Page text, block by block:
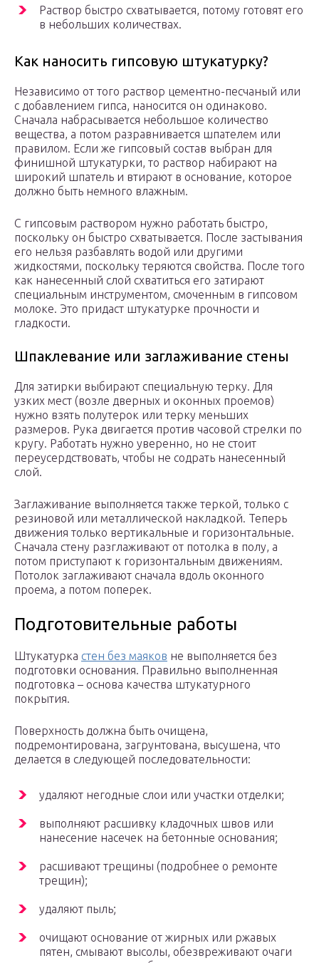
Раствор быстро схватывается, потому готовят его
в небольших количествах.
Как наносить гипсовую штукатурку?
Независимо от того раствор цементно-песчаный или
с добавлением гипса, наносится он одинаково.
Сначала набрасывается небольшое количество
вещества, а потом разравнивается шпателем или
правилом. Если же гипсовый состав выбран для
финишной штукатурки, то раствор набирают на
широкий шпатель и втирают в основание, которое
должно быть немного влажным.
С гипсовым раствором нужно работать быстро,
поскольку он быстро схватывается. После застывания
его нельзя разбавлять водой или другими
жидкостями, поскольку теряются свойства. После того
как нанесенный слой схватиться его затирают
специальным инструментом, смоченным в гипсовом
молоке. Это придаст штукатурке прочности и
гладкости.
Шпаклевание или заглаживание стены
Для затирки выбирают специальную терку. Для
узких мест (возле дверных и оконных проемов)
нужно взять полутерок или терку меньших
размеров. Рука двигается против часовой стрелки по
кругу. Работать нужно уверенно, но не стоит
переусердствовать, чтобы не содрать нанесенный
слой.
Заглаживание выполняется также теркой, только с
резиновой или металлической накладкой. Теперь
движения только вертикальные и горизонтальные.
Сначала стену разглаживают от потолка в полу, а
потом приступают к горизонтальным движениям.
Потолок заглаживают сначала вдоль оконного
проема, а потом поперек.
Подготовительные работы
Штукатурка стен без маяков не выполняется без
подготовки основания. Правильно выполненная
подготовка – основа качества штукатурного
покрытия.
Поверхность должна быть очищена,
подремонтирована, загрунтована, высушена, что
делается в следующей последовательности:
удаляют негодные слои или участки отделки;
выполняют расшивку кладочных швов или
нанесение насечек на бетонные основания;
расшивают трещины (подробнее о ремонте
трещин);
удаляют пыль;
очищают основание от жирных или ржавых
пятен, смывают высолы, обезвреживают очаги